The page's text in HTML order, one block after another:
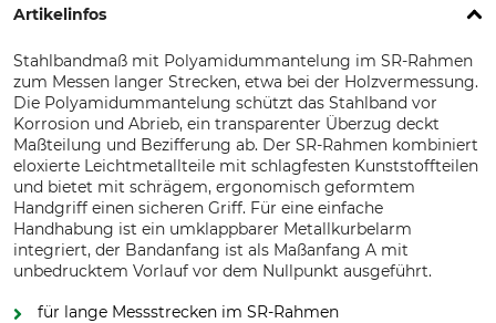
Artikelinfos
Stahlbandmaß mit Polyamidummantelung im SR-Rahmen
zum Messen langer Strecken, etwa bei der Holzvermessung.
Die Polyamidummantelung schützt das Stahlband vor
Korrosion und Abrieb, ein transparenter Überzug deckt
Maßteilung und Bezifferung ab. Der SR-Rahmen kombiniert
eloxierte Leichtmetallteile mit schlagfesten Kunststoffteilen
und bietet mit schrägem, ergonomisch geformtem
Handgriff einen sicheren Griff. Für eine einfache
Handhabung ist ein umklappbarer Metallkurbelarm
integriert, der Bandanfang ist als Maßanfang A mit
unbedrucktem Vorlauf vor dem Nullpunkt ausgeführt.
für lange Messstrecken im SR-Rahmen